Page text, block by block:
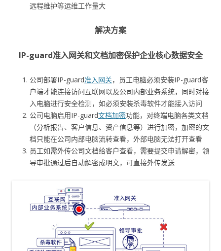
远程维护等运维工作量大
解决方案
IP-guard准入网关和文档加密保护企业核心数据安全
公司部署IP-guard准入网关，员工电脑必须安装IP-guard客
户端才能连接访问互联网以及公司内部业务系统，同时对接
入电脑进行安全检测，如必须安装杀毒软件才能接入访问
公司电脑启用IP-guard文档加密功能，对终端电脑各类文档
（分析报告、客户信息、资产信息等）进行加密，加密的文
档只能在公司内部电脑流转查看，外部电脑无法打开查看
员工如需外传公司文档给客户查看，需要提交申请解密，领
导审批通过后自动解密成明文，可直接外传发送